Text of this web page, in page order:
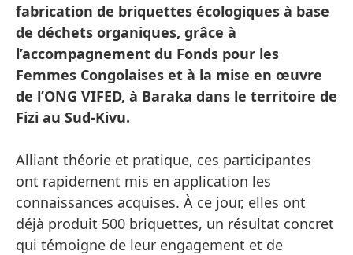
fabrication de briquettes écologiques à base
de déchets organiques, grâce à
l’accompagnement du Fonds pour les
Femmes Congolaises et à la mise en œuvre
de l’ONG VIFED, à Baraka dans le territoire de
Fizi au Sud-Kivu.
Alliant théorie et pratique, ces participantes
ont rapidement mis en application les
connaissances acquises. À ce jour, elles ont
déjà produit 500 briquettes, un résultat concret
qui témoigne de leur engagement et de